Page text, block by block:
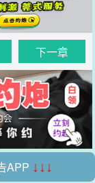
下一章
APP ↓↓↓